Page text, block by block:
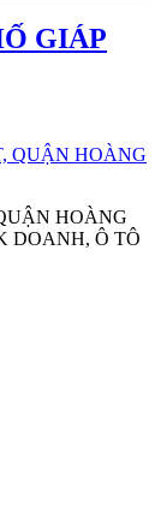
GIÁP
HOÀNG
DOANH, Ô TÔ